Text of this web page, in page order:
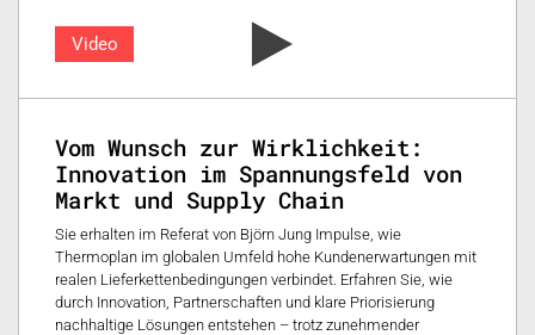
Video
Vom Wunsch zur Wirklichkeit:
Innovation im Spannungsfeld von
Markt und Supply Chain
Sie erhalten im Referat von Björn Jung Impulse, wie
Thermoplan im globalen Umfeld hohe Kundenerwartungen mit
realen Lieferkettenbedingungen verbindet. Erfahren Sie, wie
durch Innovation, Partnerschaften und klare Priorisierung
nachhaltige Lösungen entstehen – trotz zunehmender